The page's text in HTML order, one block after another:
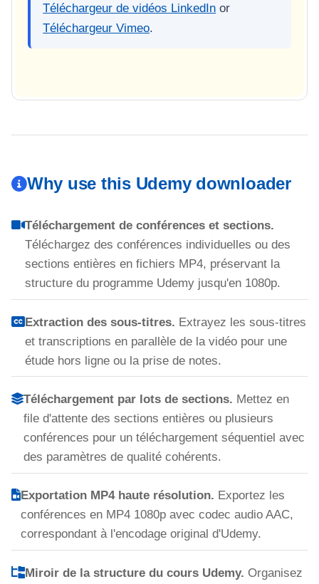
Téléchargeur de vidéos LinkedIn or
Téléchargeur Vimeo.
Why use this Udemy downloader
Téléchargement de conférences et sections.
Téléchargez des conférences individuelles ou des
sections entières en fichiers MP4, préservant la
structure du programme Udemy jusqu'en 1080p.
Extraction des sous-titres. Extrayez les sous-titres
et transcriptions en parallèle de la vidéo pour une
étude hors ligne ou la prise de notes.
Téléchargement par lots de sections. Mettez en
file d'attente des sections entières ou plusieurs
conférences pour un téléchargement séquentiel avec
des paramètres de qualité cohérents.
Exportation MP4 haute résolution. Exportez les
conférences en MP4 1080p avec codec audio AAC,
correspondant à l'encodage original d'Udemy.
Miroir de la structure du cours Udemy. Organisez